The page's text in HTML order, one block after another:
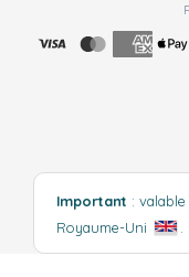
Important :
Royaume-Uni